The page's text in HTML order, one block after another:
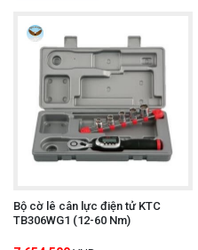
Bộ cờ lê cân lực điện tử KTC
TB306WG1 (12-60 Nm)